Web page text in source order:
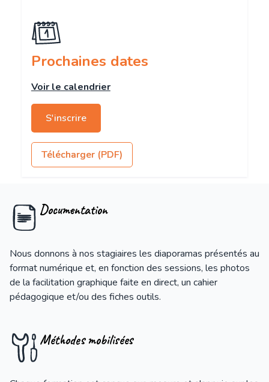
Prochaines dates
Voir le calendrier
S'inscrire
Télécharger (PDF)
Documentation
Nous donnons à nos stagiaires les diaporamas présentés au
format numérique et, en fonction des sessions, les photos
de la facilitation graphique faite en direct, un cahier
pédagogique et/ou des fiches outils.
Méthodes mobilisées